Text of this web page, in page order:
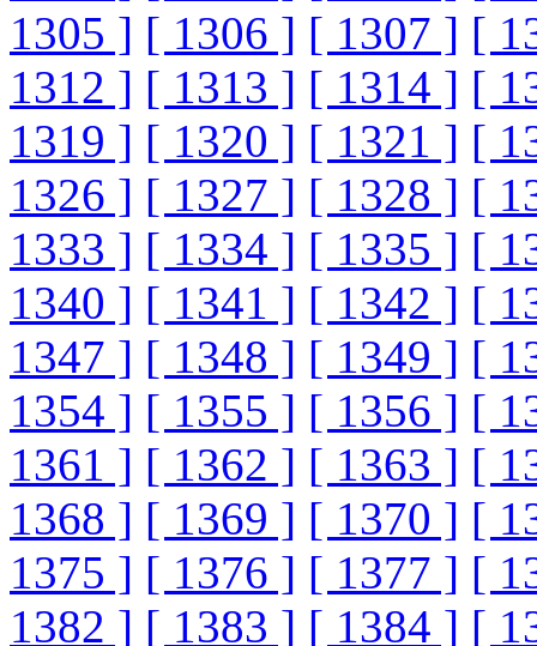
1305 ] [ 1306 ] [ 1307 ] [
1312 ] [ 1313 ] [ 1314 ] [
1319 ] [ 1320 ] [ 1321 ] [
1326 ] [ 1327 ] [ 1328 ] [
1333 ] [ 1334 ] [ 1335 ] [
1340 ] [ 1341 ] [ 1342 ] [
1347 ] [ 1348 ] [ 1349 ] [
1354 ] [ 1355 ] [ 1356 ] [
1361 ] [ 1362 ] [ 1363 ] [
1368 ] [ 1369 ] [ 1370 ] [
1375 ] [ 1376 ] [ 1377 ] [
1382 ] [ 1383 ] [ 1384 ] [